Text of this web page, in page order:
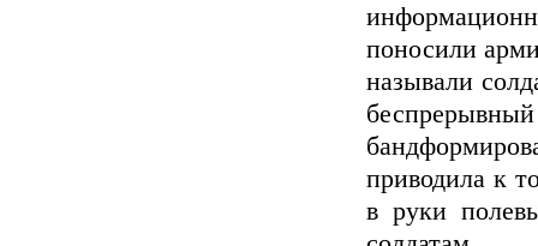
поносили
называли
приводила к
в руки